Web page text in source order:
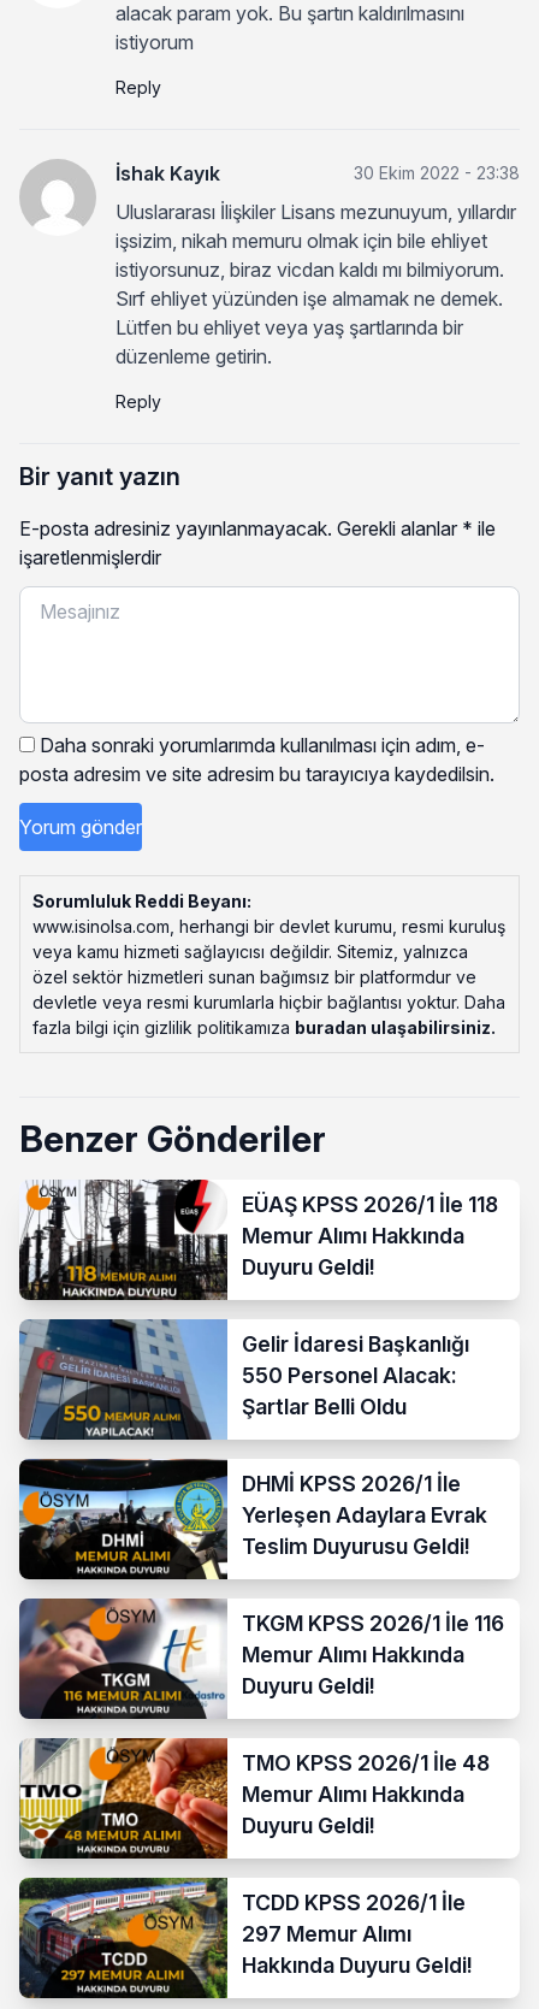
alacak param yok. Bu şartın kaldırılmasını
istiyorum
Reply
İshak Kayık 30 Ekim 2022 - 23:38
Uluslararası İlişkiler Lisans mezunuyum, yıllardır
işsizim, nikah memuru olmak için bile ehliyet
istiyorsunuz, biraz vicdan kaldı mı bilmiyorum.
Sırf ehliyet yüzünden işe almamak ne demek.
Lütfen bu ehliyet veya yaş şartlarında bir
düzenleme getirin.
Reply
Bir yanıt yazın
E-posta adresiniz yayınlanmayacak. Gerekli alanlar * ile
işaretlenmişlerdir
Daha sonraki yorumlarımda kullanılması için adım, e-
posta adresim ve site adresim bu tarayıcıya kaydedilsin.
Sorumluluk Reddi Beyanı:
www.isinolsa.com, herhangi bir devlet kurumu, resmi kuruluş
veya kamu hizmeti sağlayıcısı değildir. Sitemiz, yalnızca
özel sektör hizmetleri sunan bağımsız bir platformdur ve
devletle veya resmi kurumlarla hiçbir bağlantısı yoktur. Daha
fazla bilgi için gizlilik politikamıza buradan ulaşabilirsiniz.
Benzer Gönderiler
EÜAŞ KPSS 2026/1 İle 118
Memur Alımı Hakkında
Duyuru Geldi!
Gelir İdaresi Başkanlığı
550 Personel Alacak:
Şartlar Belli Oldu
DHMİ KPSS 2026/1 İle
Yerleşen Adaylara Evrak
Teslim Duyurusu Geldi!
TKGM KPSS 2026/1 İle 116
Memur Alımı Hakkında
Duyuru Geldi!
TMO KPSS 2026/1 İle 48
Memur Alımı Hakkında
Duyuru Geldi!
TCDD KPSS 2026/1 İle
297 Memur Alımı
Hakkında Duyuru Geldi!